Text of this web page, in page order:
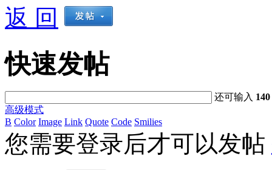
返 回
快速发帖
还可输入 140
高级模式
B Color Image Link Quote Code Smilies
您需要登录后才可以发帖